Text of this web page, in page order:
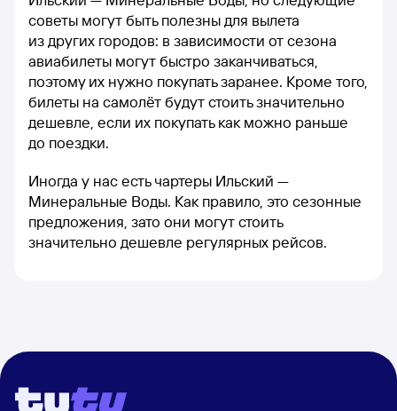
советы могут быть полезны для вылета
из других городов: в зависимости от сезона
авиабилеты могут быстро заканчиваться,
поэтому их нужно покупать заранее. Кроме того,
билеты на самолёт будут стоить значительно
дешевле, если их покупать как можно раньше
до поездки.
Иногда у нас есть чартеры Ильский —
Минеральные Воды. Как правило, это сезонные
предложения, зато они могут стоить
значительно дешевле регулярных рейсов.